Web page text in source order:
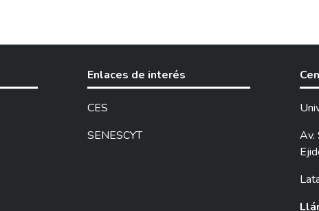
Enlaces de interés
CES
SENESCYT
Av.